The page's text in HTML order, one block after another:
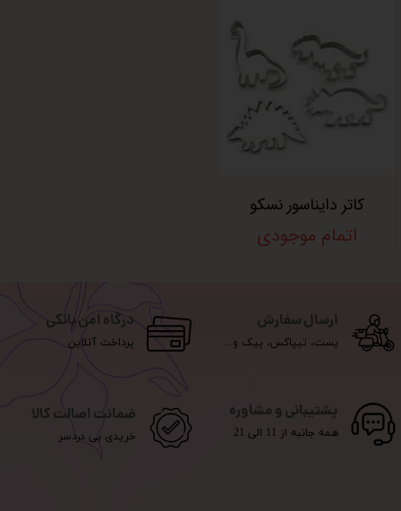
کاتر دایناسور نسکو
اتمام موجودی
ارسال سفارش
پست، تیپاکس، پیک و...
درگاه امن بانکی
پرداخت آنلاین
پشتیبانی و مشاوره
همه جانبه از 11 الی 21
ضمانت اصالت کالا
خریدی بی دردسر